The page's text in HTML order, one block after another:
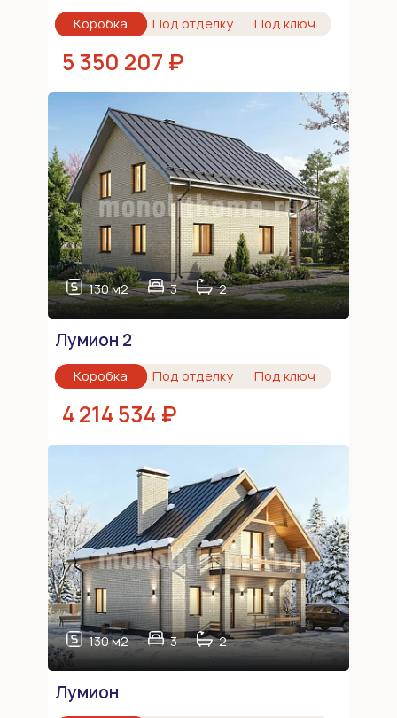
Коробка Под отделку Под ключ
5 350 207 ₽
130 м2 3 2
Лумион 2
Коробка Под отделку Под ключ
4 214 534 ₽
130 м2 3 2
Лумион